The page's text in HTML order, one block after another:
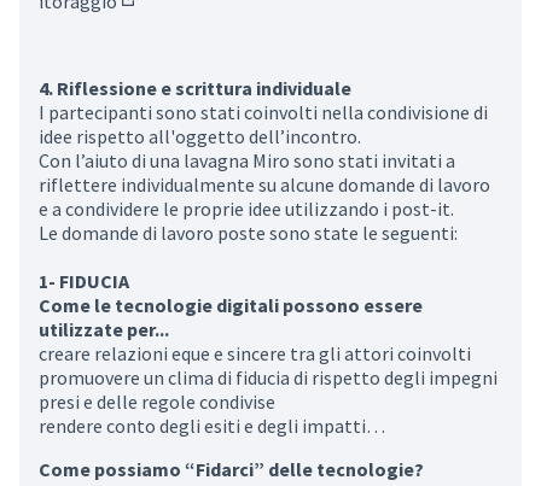
4. Riflessione e scrittura individuale
I partecipanti sono stati coinvolti nella condivisione di
idee rispetto all'oggetto dell’incontro.
Con l’aiuto di una lavagna Miro sono stati invitati a
riflettere individualmente su alcune domande di lavoro
e a condividere le proprie idee utilizzando i post-it.
Le domande di lavoro poste sono state le seguenti:
1- FIDUCIA
Come le tecnologie digitali possono essere
utilizzate per...
creare relazioni eque e sincere tra gli attori coinvolti
promuovere un clima di fiducia di rispetto degli impegni
presi e delle regole condivise
rendere conto degli esiti e degli impatti…
Come possiamo “Fidarci” delle tecnologie?